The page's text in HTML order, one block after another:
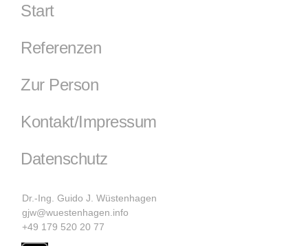
Start
Referenzen
Zur Person
Kontakt/Impressum
Datenschutz
Dr.-Ing. Guido J. Wüstenhagen
gjw@wuestenhagen.info
+49 179 520 20 77